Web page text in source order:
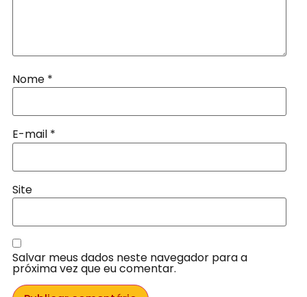
Nome *
E-mail *
Site
Salvar meus dados neste navegador para a
próxima vez que eu comentar.